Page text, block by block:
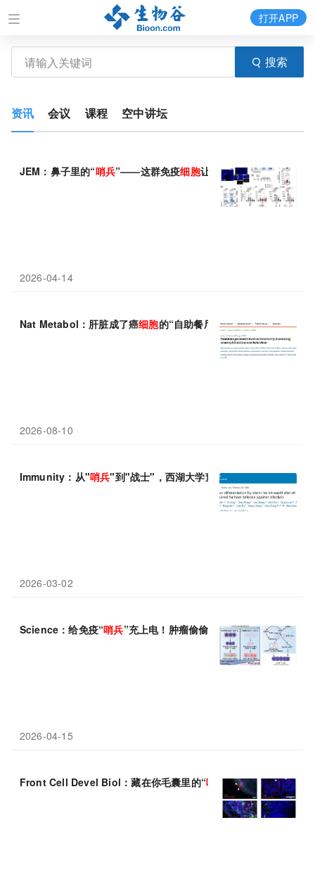
搜索
打开APP
资讯 会议 课程 空中讲坛
JEM：鼻子里的“哨兵”——这群免疫细胞让流感病毒刚进门就被盯
2026-04-14
Nat Metabol：肝脏成了癌细胞的“自助餐厅”！一口棕榈酸下肚，
2026-08-10
Immunity：从"哨兵"到"战士"，西湖大学董晨团队解析肠道杀伤
2026-03-02
Science：给免疫“哨兵”充上电！肿瘤偷偷掐断树突状细胞的能量
2026-04-15
Front Cell Devel Biol：藏在你毛囊里的“哨兵”，皮肤免疫的秘密